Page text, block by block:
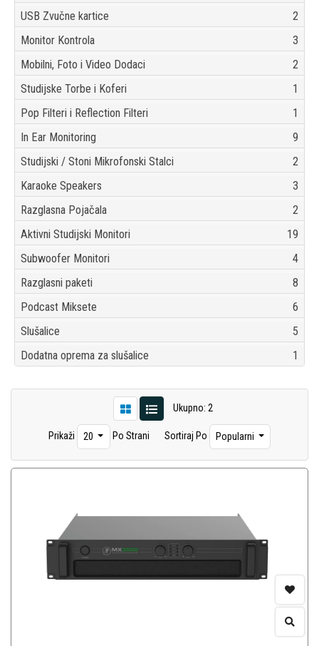
USB Zvučne kartice
2
Monitor Kontrola
3
Mobilni, Foto i Video Dodaci
2
Studijske Torbe i Koferi
1
Pop Filteri i Reflection Filteri
1
In Ear Monitoring
9
Studijski / Stoni Mikrofonski Stalci
2
Karaoke Speakers
3
Razglasna Pojačala
2
Aktivni Studijski Monitori
19
Subwoofer Monitori
4
Razglasni paketi
8
Podcast Miksete
6
Slušalice
5
Dodatna oprema za slušalice
1
Ukupno: 2
Prikaži 20 Po Strani Sortiraj Po Popularni